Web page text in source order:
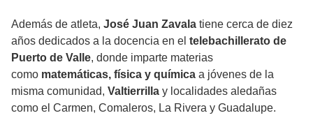
Además de atleta, José Juan Zavala tiene cerca de diez
años dedicados a la docencia en el telebachillerato de
Puerto de Valle, donde imparte materias
como matemáticas, física y química a jóvenes de la
misma comunidad, Valtierrilla y localidades aledañas
como el Carmen, Comaleros, La Rivera y Guadalupe.